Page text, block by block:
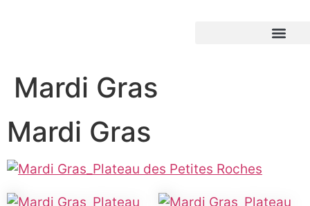
Mardi Gras
Mardi Gras